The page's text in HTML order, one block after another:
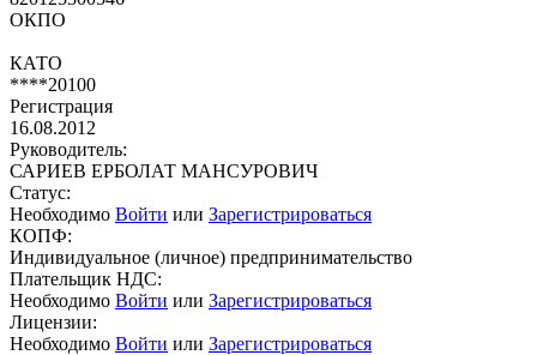
ОКПО
КАТО
****20100
Регистрация
16.08.2012
Руководитель:
САРИЕВ ЕРБОЛАТ МАНСУРОВИЧ
Статус:
Необходимо Войти или Зарегистрироваться
КОПФ:
Индивидуальное (личное) предпринимательство
Плательщик НДС:
Необходимо Войти или Зарегистрироваться
Лицензии:
Необходимо Войти или Зарегистрироваться